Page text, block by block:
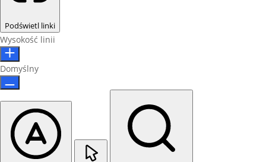
Podświetl linki
Wysokość linii
Domyślny